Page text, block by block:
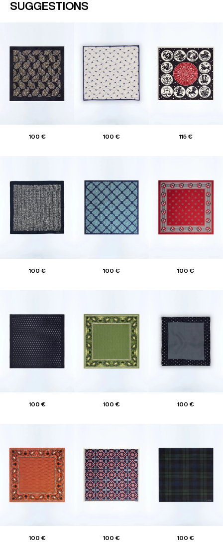
SUGGESTIONS
100 € 100 € 115 €
100 € 100 € 100 €
100 € 100 € 100 €
100 € 100 € 100 €